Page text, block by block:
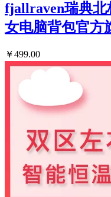
fjallraven瑞典北
女电脑背包官方
￥499.00